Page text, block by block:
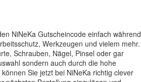
NiNeKa Gutscheincode einfach während
Werkzeugen und vielem mehr.
Schrauben, Nägel, Pinsel oder gar
sondern auch durch die hohe
Sie jetzt bei NiNeKa richtig clever